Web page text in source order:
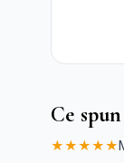
Ce
★★★★★